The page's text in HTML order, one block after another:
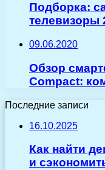
Подборка:
телевизоры
09.06.2020
Обзор
Compact:
Последние записи
16.10.2025
Как найти
и